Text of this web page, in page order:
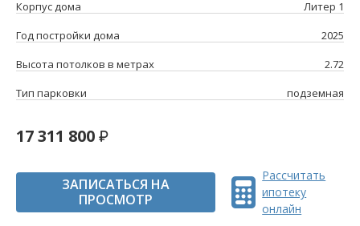
Корпус дома
Литер 1
Год постройки дома
2025
Высота потолков в метрах
2.72
Тип парковки
подземная
17 311 800
ЗАПИСАТЬСЯ НА
ПРОСМОТР
Рассчитать
ипотеку
онлайн